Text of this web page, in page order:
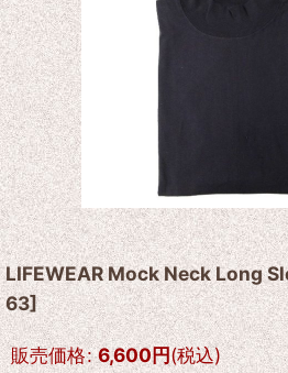
LIFEWEAR Mock Neck Long
63]
販売価格: 6,600円(税込)